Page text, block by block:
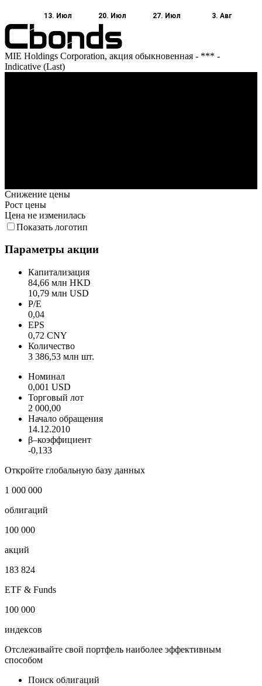
13. Июл 20. Июл 27. Июл 3. Авг
MIE Holdings Corporation, акция обыкновенная - *** -
Indicative (Last)
Снижение цены
Рост цены
Цена не изменилась
Показать логотип
Параметры акции
Капитализация
84,66 млн HKD
10,79 млн USD
P/E
0,04
EPS
0,72 CNY
Количество
3 386,53 млн шт.
Номинал
0,001 USD
Торговый лот
2 000,00
Начало обращения
14.12.2010
β–коэффициент
-0,133
Откройте глобальную базу данных
1 000 000
облигаций
100 000
акций
183 824
ETF & Funds
100 000
индексов
Отслеживайте свой портфель наиболее эффективным
способом
Поиск облигаций